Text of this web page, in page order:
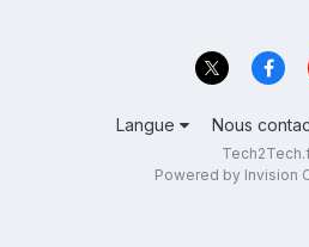
Langue Nous
Powered by Invision